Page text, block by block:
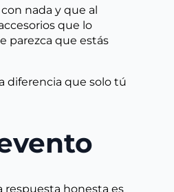
nada y que al
que lo
parezca que estás
diferencia que solo tú
respuesta honesta es